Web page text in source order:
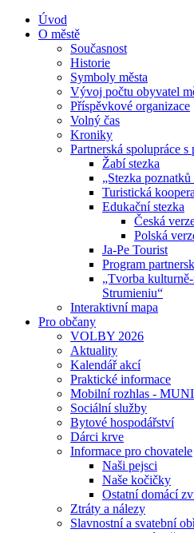
Úvod
O městě
Současnost
Historie
Symboly města
Vývoj počtu obyvatel
Příspěvkové organizace
Volný čas
Kroniky
Partnerská spolupráce
Žabí stezka
„Stezka
Turistická
Edukační stezka
Česká
Polská
Ja-Pe Tourist
Program
„Tvorba
Strumieniu“
Interaktivní mapa
Pro občany
VOLBY 2026
Aktuality
Kalendář akcí
Praktické informace
Mobilní rozhlas -
Sociální služby
Bytové hospodářství
Dárci krve
Informace pro chovatele
Naši pejsci
Naše kočičky
Ostatní domácí
Ztráty a nálezy
Slavnostní a svatební